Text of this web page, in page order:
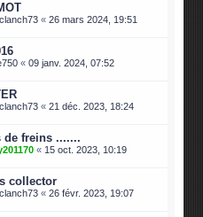
«26 mars 2024, 19:51
«09 janv. 2024, 07:52
«21 déc. 2023, 18:24
de freins .......
« 15 oct. 2023, 10:19
collector
«26 févr. 2023, 19:07